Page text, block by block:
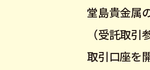
堂島貴金属
（受託取引
取引口座を